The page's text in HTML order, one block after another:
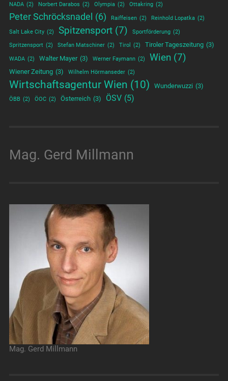
NADA (2) Norbert Darabos (2) Olympia (2) Ottakring (2)
Peter Schröcksnadel (6) Raiffeisen (2) Reinhold Lopatka (2)
Salt Lake City (2) Spitzensport (7) Sportförderung (2)
Spritzensport (2) Stefan Matschiner (2) Tirol (2) Tiroler Tageszeitung (3)
WADA (2) Walter Mayer (3) Werner Faymann (2) Wien (7)
Wiener Zeitung (3) Wilhelm Hörmanseder (2)
Wirtschaftsagentur Wien (10) Wunderwuzzi (3)
ÖBB (2) ÖOC (2) Österreich (3) ÖSV (5)
Mag. Gerd Millmann
Mag. Gerd Millmann